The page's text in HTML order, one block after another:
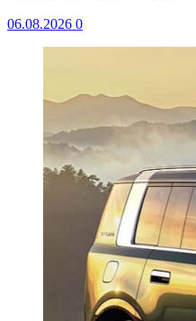
06.08.2026 0